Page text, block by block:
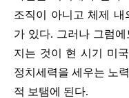
조직이 아니고 체제 내
가 있다. 그러나 그럼
지는 것이 현 시기 미
정치세력을 세우는 노
적 보탬에 된다.